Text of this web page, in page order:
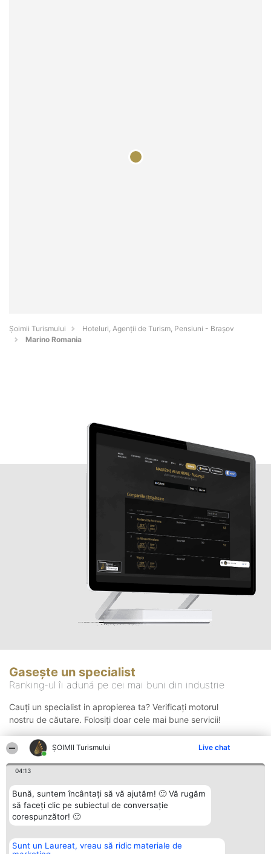
ȘOIMII Turismului Live chat
04:13
Bună, suntem încântați să vă ajutăm! 🙂 Vă rugăm
să faceți clic pe subiectul de conversație
corespunzător! 🙂
Sunt un Laureat, vreau să ridic materiale de
Șoimii Turismului
Hoteluri, Agenții de Turism, Pensiuni - Braşov
Marino Romania
Gasește un specialist
Ranking-ul îi adună pe cei mai buni din industrie
Cauți un specialist in apropierea ta? Verificați motorul
nostru de căutare. Folosiți doar cele mai bune servicii!
Organizator Ranking Plebiscyt Contact